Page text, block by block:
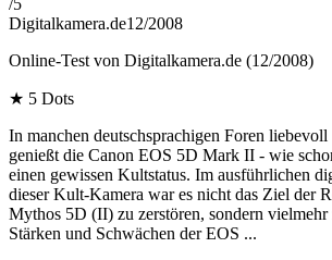
/5
Digitalkamera.de12/2008
Online-Test von Digitalkamera.de (12/2008)
★ 5 Dots
In manchen deutschsprachigen Foren
genießt die Canon EOS 5D Mark II - wie
einen gewissen Kultstatus. Im ausführlichen
dieser Kult-Kamera war es nicht das Ziel der
Mythos 5D (II) zu zerstören, sondern
Stärken und Schwächen der EOS ...